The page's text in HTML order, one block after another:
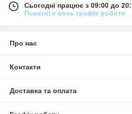
Сьогодні працює з 09:00 до
Показати весь графік роботи
Про нас
Контакти
Доставка та оплата